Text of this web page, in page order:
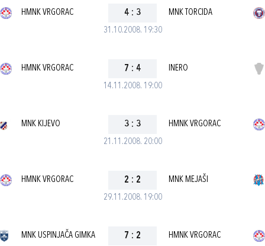
31.10.2008. 19:30
HMNK VRGORAC 4 : 3 MNK TORCIDA
14.11.2008. 19:00
HMNK VRGORAC 7 : 4 INERO
21.11.2008. 20:00
MNK KIJEVO 3 : 3 HMNK VRGORAC
29.11.2008. 19:00
HMNK VRGORAC 2 : 2 MNK MEJAŠI
MNK USPINJAČA GIMKA 7 : 2 HMNK VRGORAC